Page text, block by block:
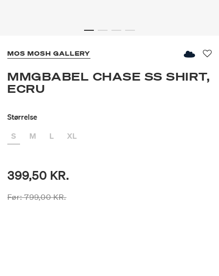
MOS MOSH GALLERY
MMGBABEL CHASE SS SHIRT,
ECRU
Størrelse
S
M L XL
399,50 KR.
Prisen er nedsat fra
Før:799,00 KR.til